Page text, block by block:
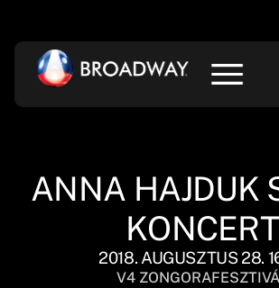
ANNA HAJDUK
KONCERT
2018. AUGUSZTUS 28.
V4